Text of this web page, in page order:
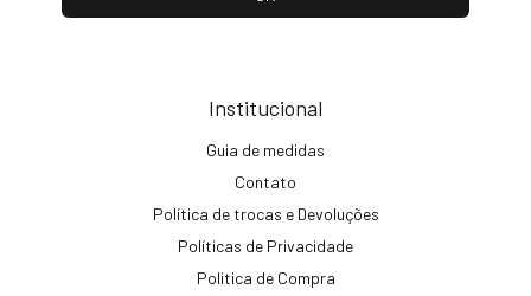
Institucional
Guia de medidas
Contato
Política de trocas e Devoluções
Políticas de Privacidade
Politica de Compra